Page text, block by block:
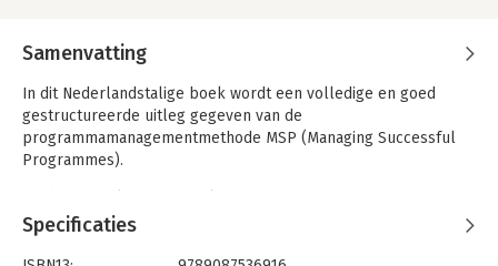
Samenvatting
In dit Nederlandstalige boek wordt een volledige en goed
gestructureerde uitleg gegeven van de
programmamanagementmethode MSP (Managing Successful
Programmes).
Nieuw zijn de hoofdstukken Batenmanagement, Riscio- en
Issuemanagement en Kwaliteits- en borgingsmanagement.
Specificaties